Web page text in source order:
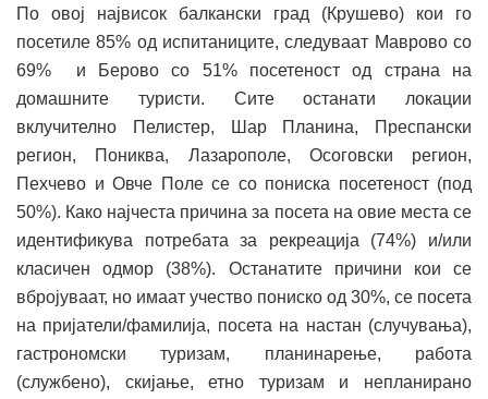
По овој највисок балкански град (Крушево) кои го
посетиле 85% од испитаниците, следуваат Маврово со
69% и Берово со 51% посетеност од страна на
домашните туристи. Сите останати локации
вклучително Пелистер, Шар Планина, Преспански
регион, Пониква, Лазарополе, Осоговски регион,
Пехчево и Овче Поле се со пониска посетеност (под
50%). Како најчеста причина за посета на овие места се
идентификува потребата за рекреација (74%) и/или
класичен одмор (38%). Останатите причини кои се
вбројуваат, но имаат учество пониско од 30%, се посета
на пријатели/фамилија, посета на настан (случувања),
гастрономски туризам, планинарење, работа
(службено), скијање, етно туризам и непланирано